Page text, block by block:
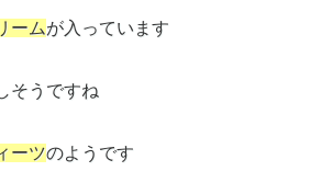
ームが入っています
そうですね
ーツのようです